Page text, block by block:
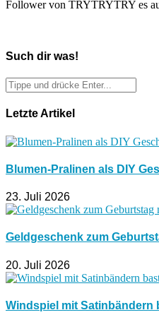
Follower von TRYTRYTRY es
Such dir was!
Letzte Artikel
Blumen-Pralinen als DIY
23. Juli 2026
Geldgeschenk zum
20. Juli 2026
Windspiel mit Satinbändern